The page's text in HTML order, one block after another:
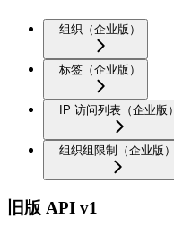
组织（企业版）
标签（企业版）
IP 访问列表（企业版）
组织组限制（企业版）
旧版 API v1